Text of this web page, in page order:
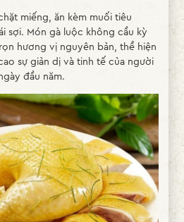
miếng, ăn kèm muối tiêu
sợi. Món gà luộc không cầu kỳ
hương vị nguyên bản, thể hiện
sự giản dị và tinh tế của người
đầu năm.